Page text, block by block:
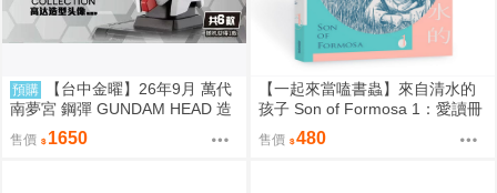
預購
【台中金曜】26年9月 萬代
南夢宮 鋼彈 GUNDAM HEAD 造
型頭像 第四彈 盲盒 中盒6入 081
4
售價 1650
【一起來當嗑書蟲】來自清水的
孩子 Son of Formosa 1：愛讀冊
的少年
售價 480